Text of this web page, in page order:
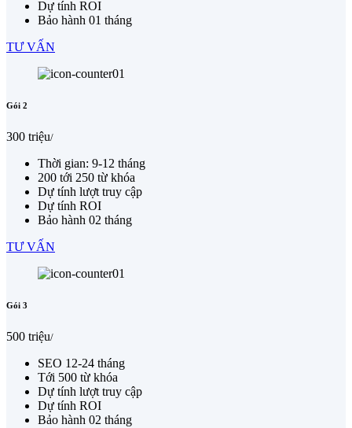
Dự tính ROI
Bảo hành 01 tháng
TƯ VẤN
Gói 2
300 triệu/
Thời gian: 9-12 tháng
200 tới 250 từ khóa
Dự tính lượt truy cập
Dự tính ROI
Bảo hành 02 tháng
TƯ VẤN
Gói 3
500 triệu/
SEO 12-24 tháng
Tới 500 từ khóa
Dự tính lượt truy cập
Dự tính ROI
Bảo hành 02 tháng